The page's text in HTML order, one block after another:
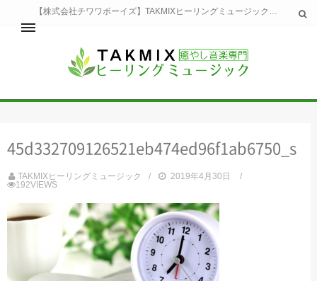
【株式会社チワワボーイズ】TAKMIXヒーリングミュージックへようこそ。TAKMIXヒーリングミュージックは貴方に特別な癒やしの時間をご提供致します。
ホーム
睡眠
美容
生活
お問い合わせ
運営会社
45d332709126521eb474ed96f1ab6750_s
TAKMIXヒーリングミュージック
2019年4月30日
192VIEWS